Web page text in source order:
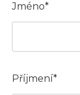
Jméno*
Příjmení*